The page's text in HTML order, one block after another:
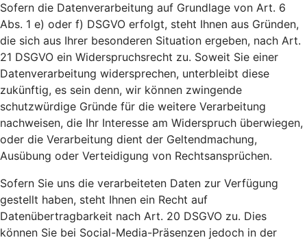
Sofern die Datenverarbeitung auf Grundlage von Art. 6
Abs. 1 e) oder f) DSGVO erfolgt, steht Ihnen aus Gründen,
die sich aus Ihrer besonderen Situation ergeben, nach Art.
21 DSGVO ein Widerspruchsrecht zu. Soweit Sie einer
Datenverarbeitung widersprechen, unterbleibt diese
zukünftig, es sein denn, wir können zwingende
schutzwürdige Gründe für die weitere Verarbeitung
nachweisen, die Ihr Interesse am Widerspruch überwiegen,
oder die Verarbeitung dient der Geltendmachung,
Ausübung oder Verteidigung von Rechtsansprüchen.
Sofern Sie uns die verarbeiteten Daten zur Verfügung
gestellt haben, steht Ihnen ein Recht auf
Datenübertragbarkeit nach Art. 20 DSGVO zu. Dies
können Sie bei Social-Media-Präsenzen jedoch in der